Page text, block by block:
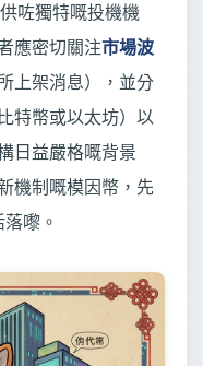
咗獨特嘅投機機
應密切關注市場波
上架消息），並分
特幣或以太坊）以
日益嚴格嘅背景
機制嘅模因幣，先
嚟。